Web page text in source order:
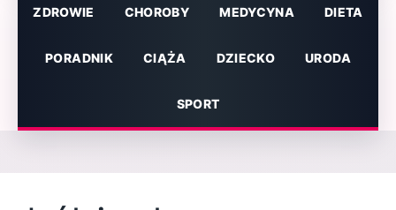
ZDROWIE CHOROBY MEDYCYNA DIETA
PORADNIK CIĄŻA DZIECKO URODA
SPORT